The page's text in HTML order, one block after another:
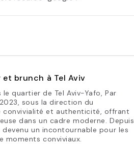
et brunch à Tel Aviv
quartier de Tel Aviv-Yafo, Par
sous la direction du
convivialité et authenticité, offrant
dans un cadre moderne. Depuis
un incontournable pour les
moments conviviaux.